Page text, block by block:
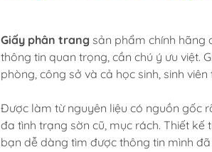
Giấy phân trang sản phẩm chính hãng
thông tin quan trọng, cần chú ý ưu việt.
phòng, công sở và cả học sinh, sinh
Được làm từ nguyên liệu có nguồn gốc
đa tình trạng sờn cũ, mục rách. Thiết
bạn dễ dàng tìm được thông tin mình đã